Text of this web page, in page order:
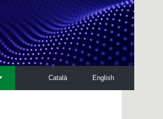
English
Català